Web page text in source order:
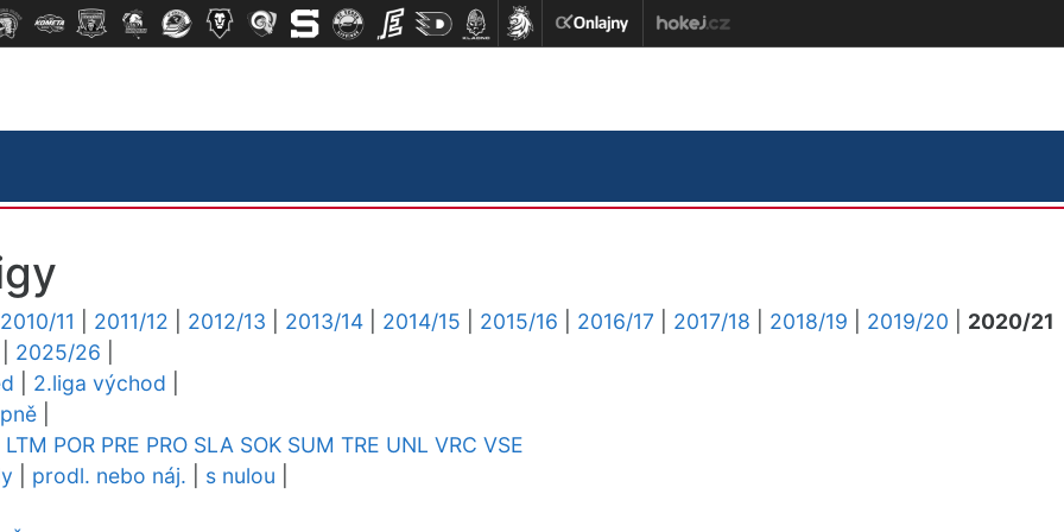
2010/11 2011/12 2012/13 2013/14 2014/15 2015/16 2016/17 2017/18 2018/19 2019/20
2020/21
2025/26
2.liga východ
LTM POR PRE PRO SLA SOK SUM TRE UNL VRC VSE
prodl. nebo náj. s nulou